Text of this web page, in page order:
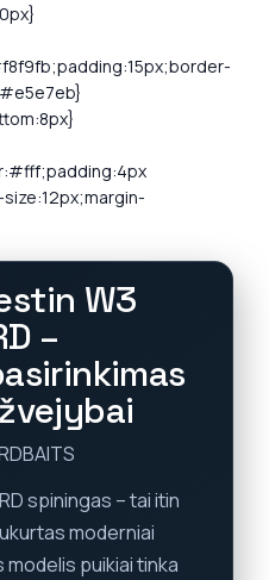
W3
–
spiningas – tai itin
moderniai
modelis puikiai tinka